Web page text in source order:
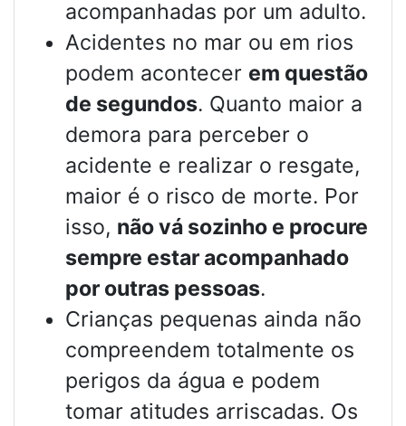
acompanhadas por um adulto.
Acidentes no mar ou em rios
podem acontecer em questão
de segundos. Quanto maior a
demora para perceber o
acidente e realizar o resgate,
maior é o risco de morte. Por
isso, não vá sozinho e procure
sempre estar acompanhado
por outras pessoas.
Crianças pequenas ainda não
compreendem totalmente os
perigos da água e podem
tomar atitudes arriscadas. Os